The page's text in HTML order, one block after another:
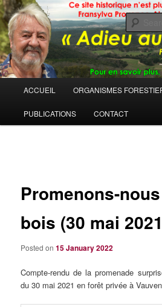
Skip
to
ACCUEIL ORGANISMES
PUBLICATIONS CONTACT
Promenons-
bois (30 mai
Posted on15 January 2022
Compte-rendu de la promenade
du 30 mai 2021 en forêt privée à